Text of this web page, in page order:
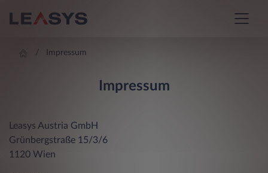
Impressum
Impressum
Leasys Austria GmbH
Grünbergstraße 15/3/6
1120 Wien